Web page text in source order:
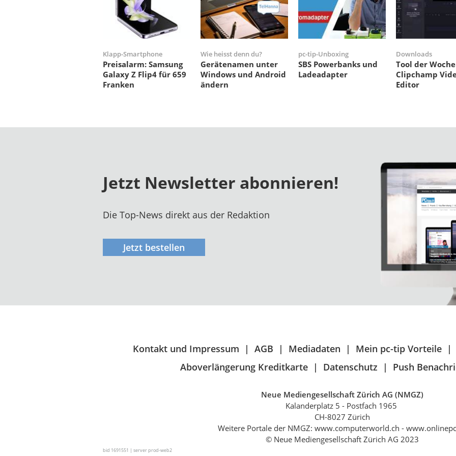
Klapp-Smartphone
Preisalarm: Samsung
Galaxy Z Flip4 für 659
Franken
Wie heisst denn du?
Gerätenamen unter
Windows und Android
ändern
pc-tip-Unboxing
SBS Powerbanks und
Ladeadapter
Downloads
Tool der
Clipchamp
Editor
Jetzt Newsletter abonnieren!
Die Top-News direkt aus der Redaktion
Jetzt bestellen
Kontakt und Impressum AGB Mediadaten
Mein pc-tip Vorteile
Aboverlängerung Kreditkarte
Datenschutz Push
Neue Mediengesellschaft Zürich AG (NMGZ)
Kalanderplatz 5 - Postfach 1965
CH-8027 Zürich
Weitere Portale der NMGZ: www.computerworld.ch -
© Neue Mediengesellschaft Zürich AG 2023
bid 1691551 | server prod-web2